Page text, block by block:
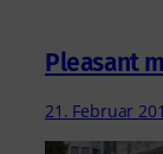
Pleasant
21. Februar